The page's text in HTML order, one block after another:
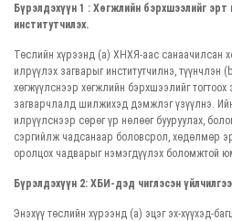
Бүрэлдэхүүн 1 : Хөгжлийн бэрхшээлийг
институтчилэх.
Төслийн хүрээнд (a) ХНХЯ-аас санаачилсан
илрүүлэх загварыг институтчилнэ, түүнчлэн
хөгжүүлснээр хөгжлийн бэрхшээлийг
загварчлалд шилжихэд дэмжлэг үзүүлнэ.
илрүүлснээр сөрөг үр нөлөөг бууруулах,
сэргийлж чадсанаар боловсрол, хөдөлмөр
оролцох чадварыг нэмэгдүүлэх боломжтой
Бүрэлдэхүүн 2: ХБИ-дэд чиглэсэн
Энэхүү төслийн хүрээнд (a) эцэг эх-хүүхэд-